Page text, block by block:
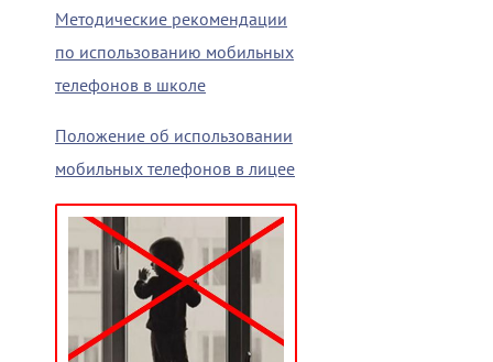
Методические рекомендации
по использованию мобильных
телефонов в школе
Положение об использовании
мобильных телефонов в лицее